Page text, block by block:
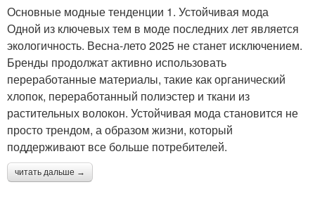
Основные модные тенденции 1. Устойчивая мода
Одной из ключевых тем в моде последних лет является
экологичность. Весна-лето 2025 не станет исключением.
Бренды продолжат активно использовать
переработанные материалы, такие как органический
хлопок, переработанный полиэстер и ткани из
растительных волокон. Устойчивая мода становится не
просто трендом, а образом жизни, который
поддерживают все больше потребителей.
читать дальше →